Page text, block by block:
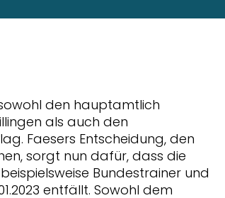
den hauptamtlich
als auch den
Faesers Entscheidung, den
sorgt nun dafür, dass die
Bundestrainer und
entfällt. Sowohl dem